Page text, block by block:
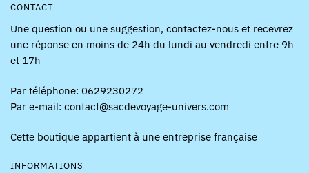
CONTACT
Une question ou une suggestion, contactez-nous et recevrez
une réponse en moins de 24h du lundi au vendredi entre 9h
et 17h
Par téléphone: 0629230272
Par e-mail: contact@sacdevoyage-univers.com
Cette boutique appartient à une entreprise française
INFORMATIONS